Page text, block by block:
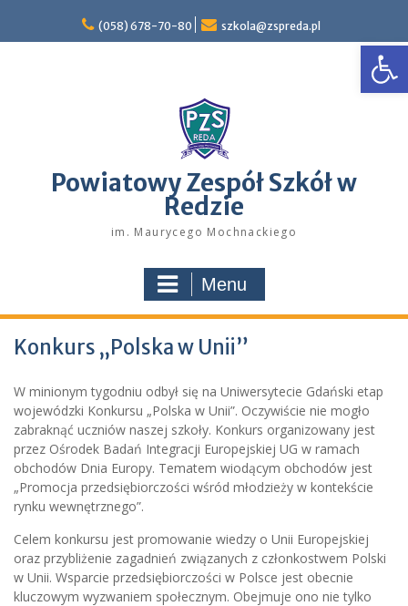
content
(058) 678-70-80 szkola@zspreda.pl
Powiatowy Zespół Szkół w
Redzie
im. Maurycego Mochnackiego
Menu
Konkurs „Polska w Unii”
W minionym tygodniu odbył się na Uniwersytecie Gdański etap
wojewódzki Konkursu „Polska w Unii”. Oczywiście nie mogło
zabraknąć uczniów naszej szkoły. Konkurs organizowany jest
przez Ośrodek Badań Integracji Europejskiej UG w ramach
obchodów Dnia Europy. Tematem wiodącym obchodów jest
„Promocja przedsiębiorczości wśród młodzieży w kontekście
rynku wewnętrznego”.
Celem konkursu jest promowanie wiedzy o Unii Europejskiej
oraz przybliżenie zagadnień związanych z członkostwem Polski
w Unii. Wsparcie przedsiębiorczości w Polsce jest obecnie
kluczowym wyzwaniem społecznym. Obejmuje ono nie tylko